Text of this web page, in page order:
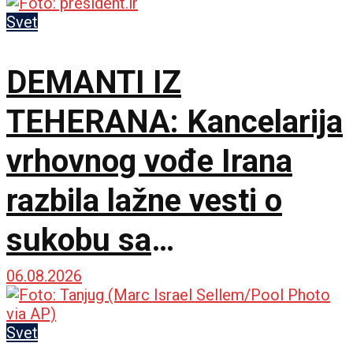
stradanje Srba
Svet
DEMANTI IZ
TEHERANA: Kancelarija
vrhovnog vođe Irana
razbila lažne vesti o
sukobu sa
predsednikom
Pezeškijanom
06.08.2026
Svet